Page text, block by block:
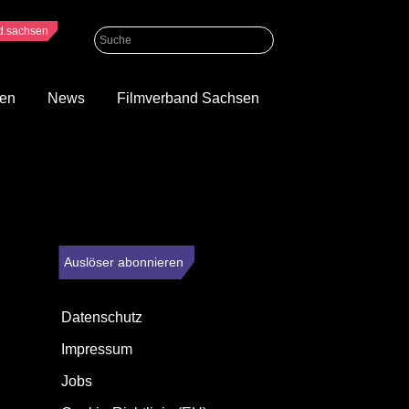
News Filmverband Sachsen
Auslöser abonnieren
Datenschutz
Impressum
Jobs